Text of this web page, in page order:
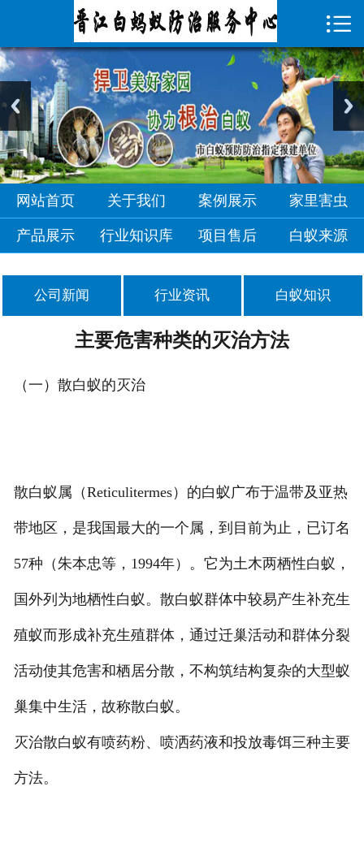
 首页
关于我们
案例展示
家里害虫
产品展示
行业知识库

网站首页 关于我们 案例展示 家里害虫
产品展示 行业知识库 项目售后 白蚁来源
公司新闻 行业资讯 白蚁知识
主要危害种类的灭治方法
（一）散白蚁的灭治
散白蚁属（Reticulitermes）的白蚁广布于温带及亚热
带地区，是我国最大的一个属，到目前为止，已订名
57种（朱本忠等，1994年）。它为土木两栖性白蚁，
国外列为地栖性白蚁。散白蚁群体中较易产生补充生
殖蚁而形成补充生殖群体，通过迁巢活动和群体分裂
活动使其危害和栖居分散，不构筑结构复杂的大型蚁
巢集中生活，故称散白蚁。
灭治散白蚁有喷药粉、喷洒药液和投放毒饵三种主要
方法。